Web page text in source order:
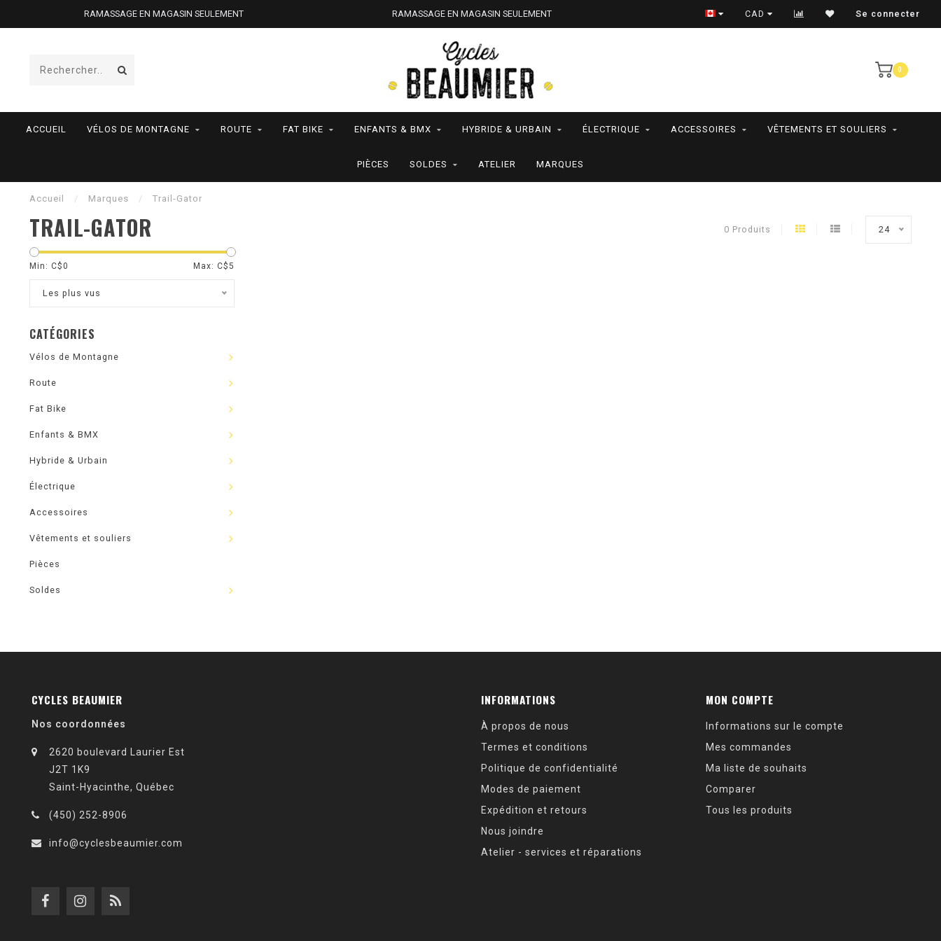
RAMASSAGE EN MAGASIN SEULEMENT RAMASSAGE EN MAGASIN SEULEMENT RAMASSAGE EN MAGASIN SEULEMENT
CAD Se connecter
0
ACCUEIL VÉLOS DE MONTAGNE ROUTE FAT BIKE ENFANTS & BMX HYBRIDE & URBAIN ÉLECTRIQUE ACCESSOIRES VÊTEMENTS ET SOULIERS
PIÈCES SOLDES ATELIER MARQUES
Accueil / Marques / Trail-Gator
TRAIL-GATOR 0 Produits 24
Min: C$0 Max: C$5
Les plus vus
CATÉGORIES
Vélos de Montagne
Route
Fat Bike
Enfants & BMX
Hybride & Urbain
Électrique
Accessoires
Vêtements et souliers
Pièces
Soldes
CYCLES BEAUMIER
Nos coordonnées
2620 boulevard Laurier Est
J2T 1K9
Saint-Hyacinthe, Québec
(450) 252-8906
info@cyclesbeaumier.com
INFORMATIONS
À propos de nous
Termes et conditions
Politique de confidentialité
Modes de paiement
Expédition et retours
Nous joindre
Atelier - services et réparations
MON COMPTE
Informations sur le compte
Mes commandes
Ma liste de souhaits
Comparer
Tous les produits